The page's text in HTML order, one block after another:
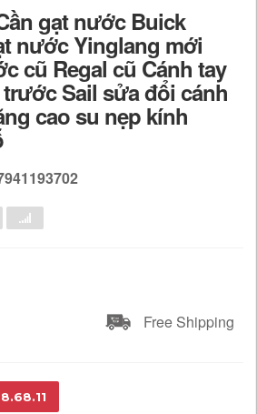
gạt nước Buick
nước Yinglang mới
cũ Regal cũ Cánh tay
Sail sửa đổi cánh
cao su nẹp kính
Free Shipping